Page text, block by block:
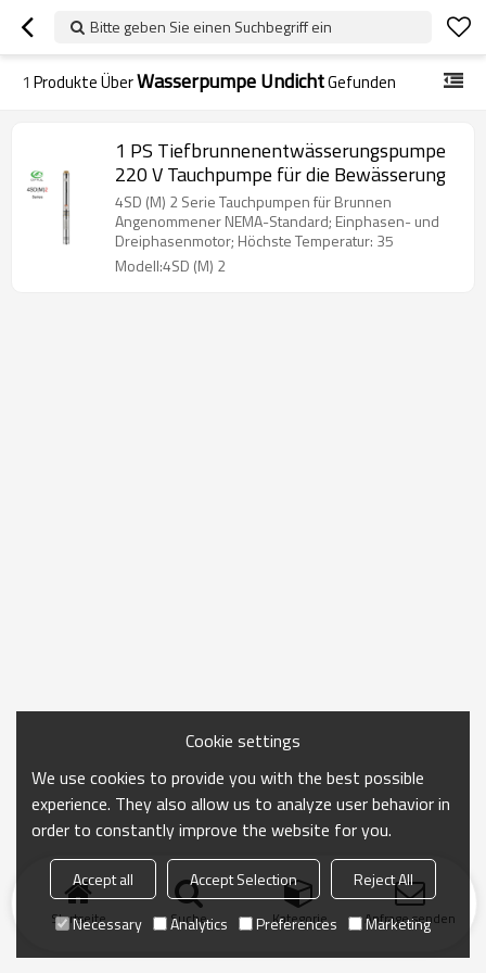
Bitte geben Sie einen Suchbegriff ein
1 Produkte ÜberWasserpumpe UndichtGefunden
1 PS Tiefbrunnenentwässerungspumpe
220 V Tauchpumpe für die Bewässerung
4SD (M) 2 Serie Tauchpumpen für Brunnen
Angenommener NEMA-Standard; Einphasen- und
Dreiphasenmotor; Höchste Temperatur: 35
Modell:4SD (M) 2
Startseite Suche Kategorie Anfrage senden
Cookie settings
We use cookies to provide you with the best possible
experience. They also allow us to analyze user behavior in
order to constantly improve the website for you.
Accept all Accept Selection
Reject All
Necessary
Analytics Preferences Marketing